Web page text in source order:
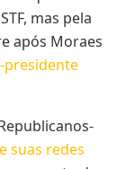
mas pela
após Moraes
presidente
suas redes